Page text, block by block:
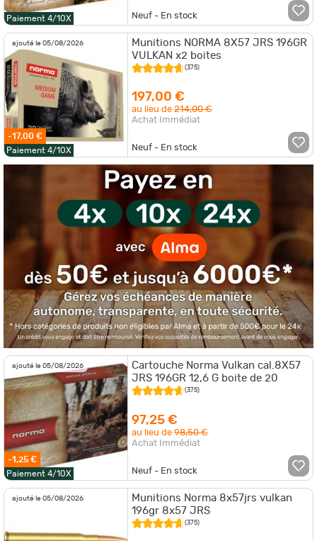
Paiement 4/10X Neuf - En stock
ajouté le 05/08/2026
-17,00 €
Paiement 4/10X
Munitions NORMA 8X57 JRS 196GR
VULKAN x2 boites
(375)
197,00 €
au lieu de214,00 €
Achat Immédiat
Neuf - En stock
ajouté le 05/08/2026
-1,25 €
Paiement 4/10X
Cartouche Norma Vulkan cal.8X57
JRS 196GR 12,6 G boite de 20
(375)
97,25 €
au lieu de98,50 €
Achat Immédiat
Neuf - En stock
ajouté le 05/08/2026
Munitions Norma 8x57jrs vulkan
196gr 8x57 JRS
(375)